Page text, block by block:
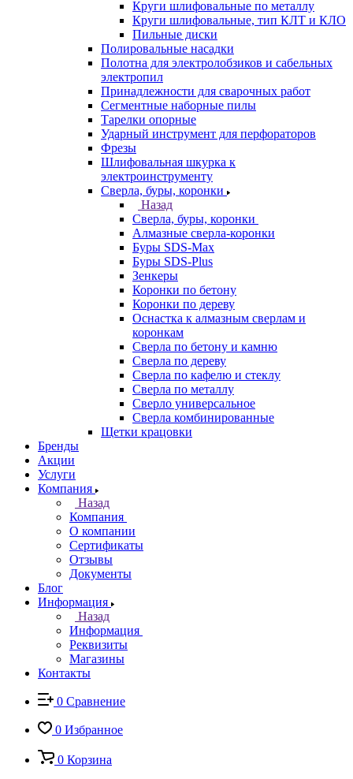
Круги шлифовальные по металлу
Круги шлифовальные, тип КЛТ и КЛО
Пильные диски
Полировальные насадки
Полотна для электролобзиков и сабельных
электропил
Принадлежности для сварочных работ
Сегментные наборные пилы
Тарелки опорные
Ударный инструмент для перфораторов
Фрезы
Шлифовальная шкурка к
электроинструменту
Сверла, буры, коронки
Назад
Сверла, буры, коронки
Алмазные сверла-коронки
Буры SDS-Max
Буры SDS-Plus
Зенкеры
Коронки по бетону
Коронки по дереву
Оснастка к алмазным сверлам и
коронкам
Сверла по бетону и камню
Сверла по дереву
Сверла по кафелю и стеклу
Сверла по металлу
Сверло универсальное
Сверла комбинированные
Щетки крацовки
Бренды
Акции
Услуги
Компания
Назад
Компания
О компании
Сертификаты
Отзывы
Документы
Блог
Информация
Назад
Информация
Реквизиты
Магазины
Контакты
0 Сравнение
0 Избранное
0 Корзина